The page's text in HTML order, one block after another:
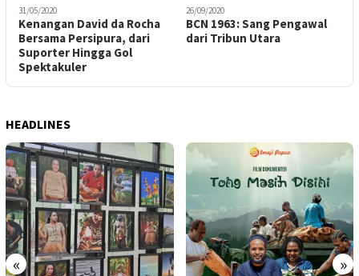
31/05/2020
Kenangan David da Rocha
Bersama Persipura, dari
Suporter Hingga Gol
Spektakuler
26/09/2020
BCN 1963: Sang Pengawal
dari Tribun Utara
HEADLINES
« »